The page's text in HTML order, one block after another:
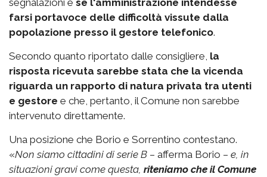
farsi portavoce delle difficoltà vissute dalla
popolazione presso il gestore telefonico.
Secondo quanto riportato dalle consigliere, la
risposta ricevuta sarebbe stata che la vicenda
riguarda un rapporto di natura privata tra utenti
e gestore e che, pertanto, il Comune non sarebbe
intervenuto direttamente.
Una posizione che Borio e Sorrentino contestano.
«Non siamo cittadini di serie B – afferma Borio – e, in
situazioni gravi come questa, riteniamo che il Comune